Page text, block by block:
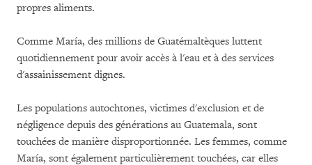
propres aliments.
Comme María, des millions de Guatémaltèques luttent
quotidiennement pour avoir accès à l'eau et à des services
d'assainissement dignes.
Les populations autochtones, victimes d'exclusion et de
négligence depuis des générations au Guatemala, sont
touchées de manière disproportionnée. Les femmes, comme
María, sont également particulièrement touchées, car elles